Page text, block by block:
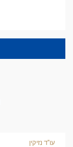
עו"ד נזיקין